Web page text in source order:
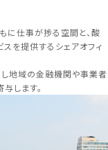
に仕事が捗る空間と、酸
を提供するシェアオフィ
地域の金融機関や事業者
します。